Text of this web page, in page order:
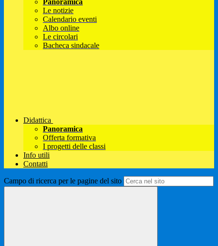
Panoramica
Le notizie
Calendario eventi
Albo online
Le circolari
Bacheca sindacale
Didattica
Panoramica
Offerta formativa
I progetti delle classi
Info utili
Contatti
Campo di ricerca per le pagine del sito